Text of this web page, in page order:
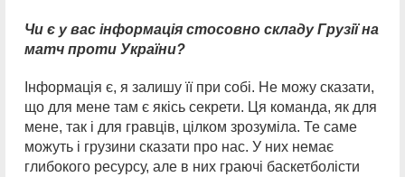
Чи є у вас інформація стосовно складу Грузії на
матч проти України?
Інформація є, я залишу її при собі. Не можу сказати,
що для мене там є якісь секрети. Ця команда, як для
мене, так і для гравців, цілком зрозуміла. Те саме
можуть і грузини сказати про нас. У них немає
глибокого ресурсу, але в них граючі баскетболісти